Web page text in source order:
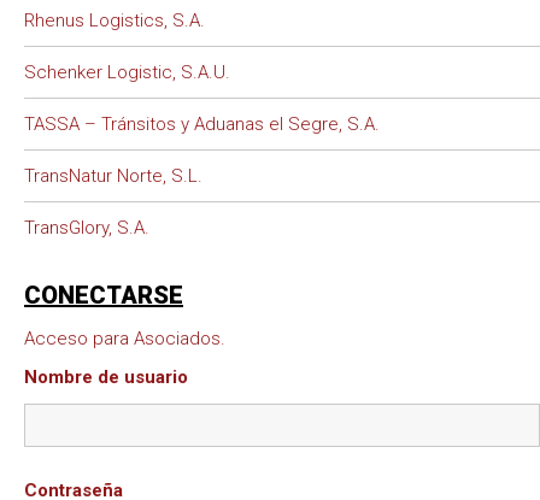
Rhenus Logistics, S.A.
Schenker Logistic, S.A.U.
TASSA – Tránsitos y Aduanas el Segre, S.A.
TransNatur Norte, S.L.
TransGlory, S.A.
CONECTARSE
Acceso para Asociados.
Nombre de usuario
Contraseña